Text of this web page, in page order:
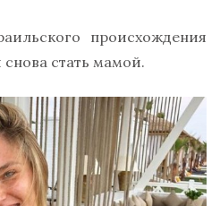
происхождения
стать мамой.